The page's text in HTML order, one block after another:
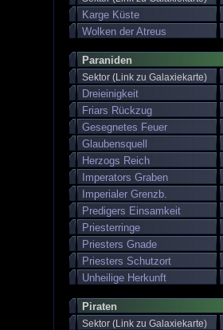
Karge Küste
Wolken der Atreus
Paraniden
Sektor (Link zu Galaxiekarte)
Dreieinigkeit
Friars Rückzug
Gesegnetes Feuer
Glaubensquell
Herzogs Reich
Imperators Graben
Imperialer Grenzb.
Predigers Einsamkeit
Priesterringe
Priesters Gnade
Priesters Schutzort
Unheilige Herkunft
Piraten
Sektor (Link zu Galaxiekarte)